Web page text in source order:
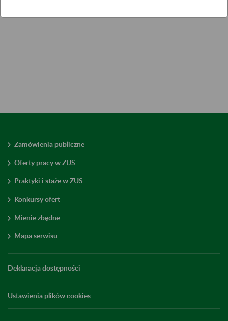
Zamówienia publiczne
Oferty pracy w ZUS
Praktyki i staże w ZUS
Konkursy ofert
Mienie zbędne
Mapa serwisu
Deklaracja dostępności
Ustawienia plików cookies